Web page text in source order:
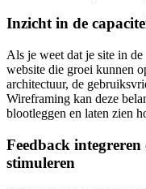
Inzicht in de
Als je weet dat je site in
website die groei kunnen
architectuur, de
Wireframing kan deze
blootleggen en laten zien
Feedback
stimuleren